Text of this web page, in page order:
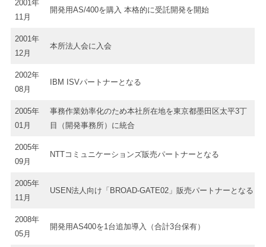
2001年
11月
開発用AS/400を購入 本格的に受託開発を開始
2001年
12月
本所法人会に入会
2002年
08月
IBM ISVパートナーとなる
2005年
01月
事務作業効率化のため本社所在地を東京都墨田区太平3丁
目（開発事務所）に統合
2005年
09月
NTTコミュニケーションズ販売パートナーとなる
2005年
11月
USEN法人向け「BROAD-GATE02」販売パートナーとなる
2008年
05月
開発用AS400を1台追加導入（合計3台保有）